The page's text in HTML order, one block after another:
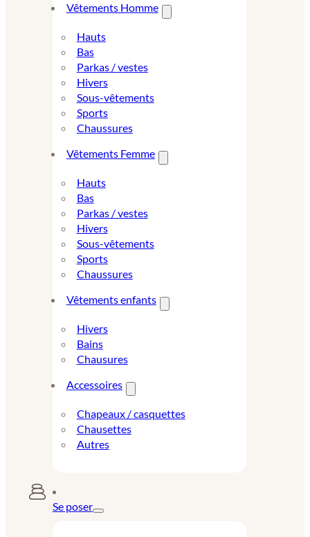
Vêtements Homme
Hauts
Bas
Parkas / vestes
Hivers
Sous-vêtements
Sports
Chaussures
Vêtements Femme
Hauts
Bas
Parkas / vestes
Hivers
Sous-vêtements
Sports
Chaussures
Vêtements enfants
Hivers
Bains
Chausures
Accessoires
Chapeaux / casquettes
Chausettes
Autres
Se poser